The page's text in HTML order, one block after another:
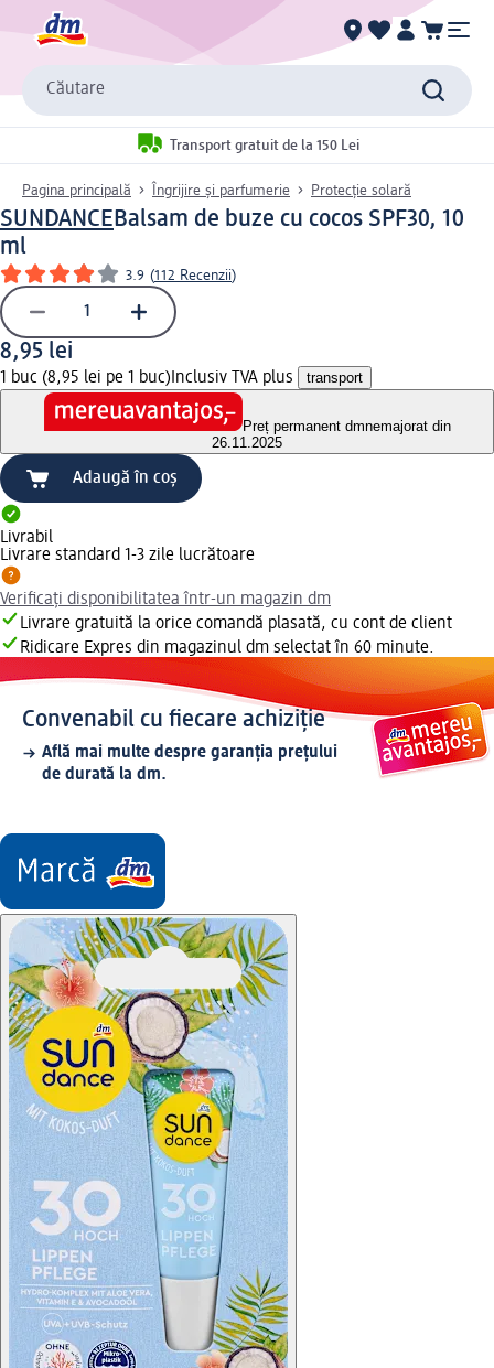
Căutare
Transport gratuit de la 150 Lei
Pagina principală Îngrijire și parfumerie Protecție solară
SUNDANCEBalsam de buze cu cocos SPF30, 10
ml
3.9 (112 Recenzii)
8,95 lei
1 buc (8,95 lei pe 1 buc) Inclusiv TVA plus transport
Preț permanent dmnemajorat din
26.11.2025
Adaugă în coș
Livrabil
Livrare standard 1-3 zile lucrătoare
Verificați disponibilitatea într-un magazin dm
Livrare gratuită la orice comandă plasată, cu cont de client
Ridicare Expres din magazinul dm selectat în 60 minute.
Convenabil cu fiecare achiziție
Află mai multe despre garanția prețului
de durată la dm.